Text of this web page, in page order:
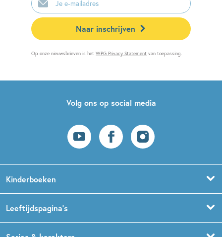
mailadres
Naar inschrijven
Op onze nieuwsbrieven is hetWPG Privacy Statement van toepassing.
Volg ons op social media
Kinderboeken
Prentenboeken
Leeftijdspagina’s